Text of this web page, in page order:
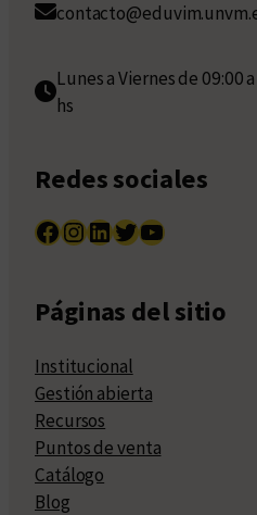
Lunes a Viernes de 09:00
hs
Redes sociales
Facebook InstagramLinkedIn Twitter YouTube
Páginas del sitio
Institucional
Gestión abierta
Recursos
Puntos de venta
Catálogo
Blog